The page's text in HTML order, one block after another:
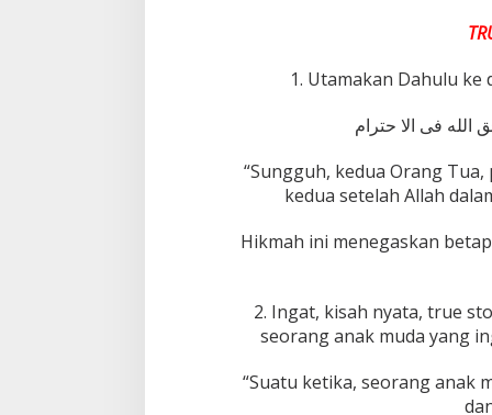
1. Utamakan Dahulu ke
الله فى الا حترام
“Sungguh, kedua Orang
kedua setelah Allah
Hikmah ini menegaskan
2. Ingat, kisah nyata, true
seorang anak muda yang
“Suatu ketika, seorang anak